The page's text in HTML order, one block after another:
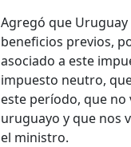
Agregó que
beneficios previos,
asociado a este
impuesto neutro,
este período, que
uruguayo y que nos
el ministro.